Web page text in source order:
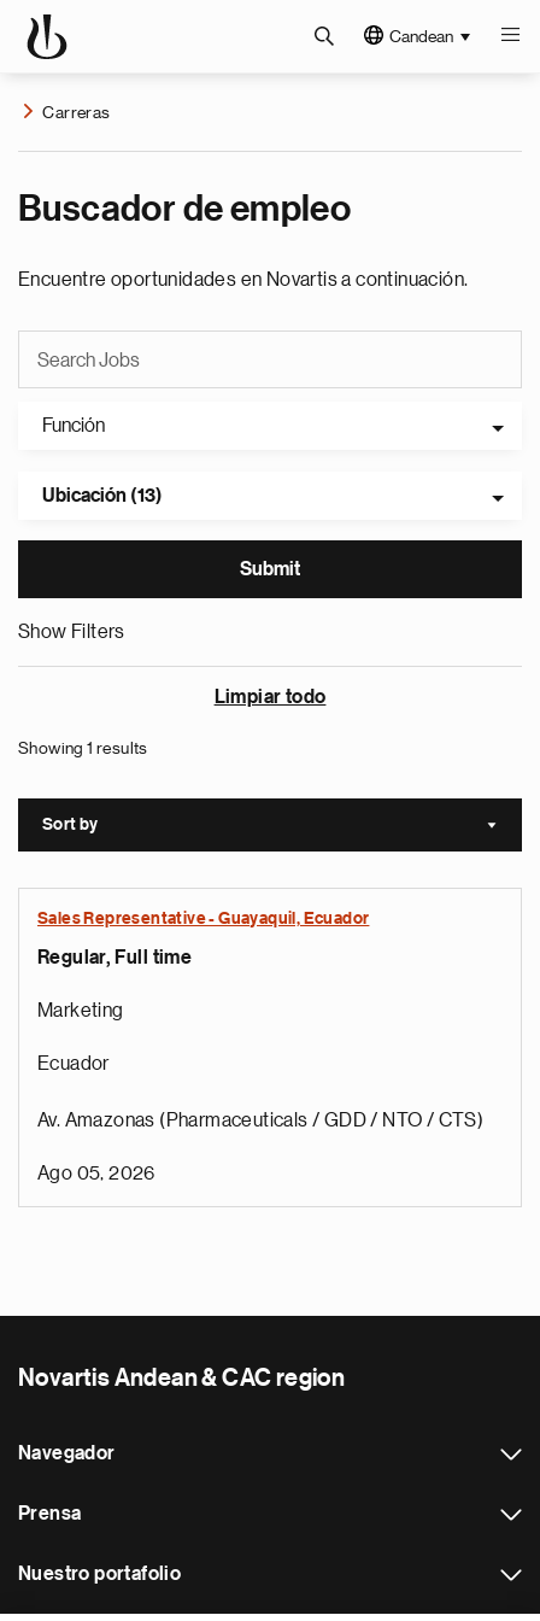
Candean
Carreras
Buscador de empleo
Encuentre oportunidades en Novartis a continuación.
Función
Ubicación (13)
Show Filters
Limpiar todo
Showing 1 results
Sort by Sort
Sales Representative - Guayaquil, Ecuador
Regular, Full time
Marketing
Ecuador
Av. Amazonas (Pharmaceuticals / GDD / NTO / CTS)
Ago 05, 2026
Novartis Andean & CAC region
Navegador
Prensa
Nuestro portafolio